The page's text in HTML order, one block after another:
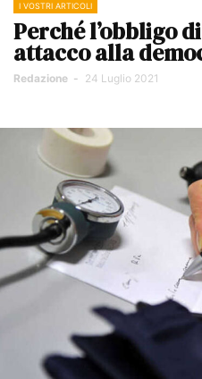
I VOSTRI ARTICOLI
Perché l’obbligo
attacco alla
Redazione - 24 Luglio 2021